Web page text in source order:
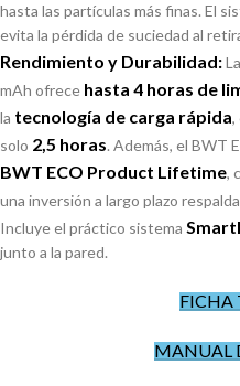
hasta las partículas más finas. El
evita la pérdida de suciedad al
Rendimiento y Durabilidad:
mAh ofrece hasta 4 horas de
la tecnología de carga rápida,
solo 2,5 horas. Además, el BWT
BWT ECO Product Lifetime,
una inversión a largo plazo
Incluye el práctico sistema
junto a la pared.
FICHA
MANUAL